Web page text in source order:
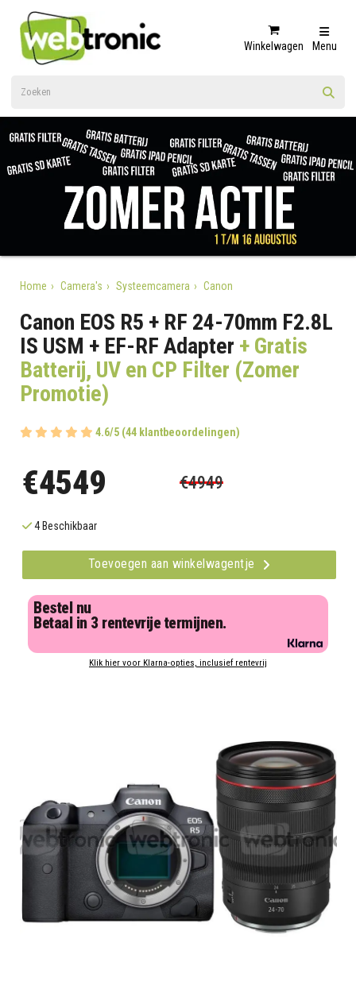
Winkelwagen Menu
Home Camera's Systeemcamera Canon
Canon EOS R5 + RF 24-70mm F2.8L
IS USM + EF-RF Adapter + Gratis
Batterij, UV en CP Filter (Zomer
Promotie)
4.6/5 (44 klantbeoordelingen)
€4549 €4949
4 Beschikbaar
Toevoegen aan winkelwagentje
Bestel nu
Betaal in 3 rentevrije termijnen.
Klik hier voor Klarna-opties, inclusief rentevrij